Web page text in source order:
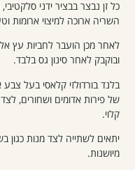
כל זן נבצר בבציר ידני
השריה ארוכה למיצוי ארומות
ובוקבק לאחר סינון גס בלבד.
בלנד בורדולזי קלאסי בעל
של פירות אדומים ושחורים,
קלוי.
יתאים לשתייה לצד מנות כגון
מיושנות.